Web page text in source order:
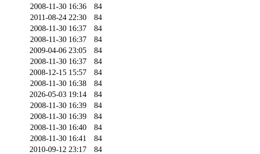
2008-11-30 16:36
84
2011-08-24 22:30
84
2008-11-30 16:37
84
2008-11-30 16:37
84
2009-04-06 23:05
84
2008-11-30 16:37
84
2008-12-15 15:57
84
2008-11-30 16:38
84
2026-05-03 19:14
84
2008-11-30 16:39
84
2008-11-30 16:39
84
2008-11-30 16:40
84
2008-11-30 16:41
84
2010-09-12 23:17
84